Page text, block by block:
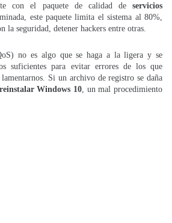
con el paquete de calidad de servicios
este paquete limita el sistema al 80%,
la seguridad, detener hackers entre otras.
no es algo que se haga a la ligera y se
suficientes para evitar errores de los que
lamentarnos. Si un archivo de registro se daña
reinstalar Windows 10, un mal procedimiento